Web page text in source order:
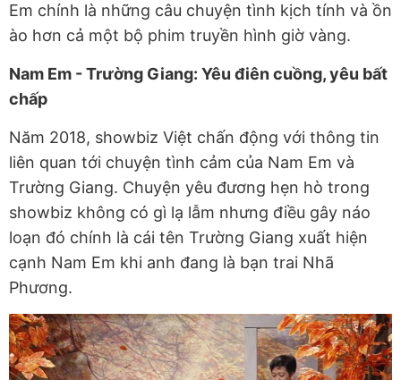
Em chính là những câu chuyện tình kịch tính và ồn
ào hơn cả một bộ phim truyền hình giờ vàng.
Nam Em - Trường Giang: Yêu điên cuồng, yêu bất
chấp
Năm 2018, showbiz Việt chấn động với thông tin
liên quan tới chuyện tình cảm của Nam Em và
Trường Giang. Chuyện yêu đương hẹn hò trong
showbiz không có gì lạ lẫm nhưng điều gây náo
loạn đó chính là cái tên Trường Giang xuất hiện
cạnh Nam Em khi anh đang là bạn trai Nhã
Phương.